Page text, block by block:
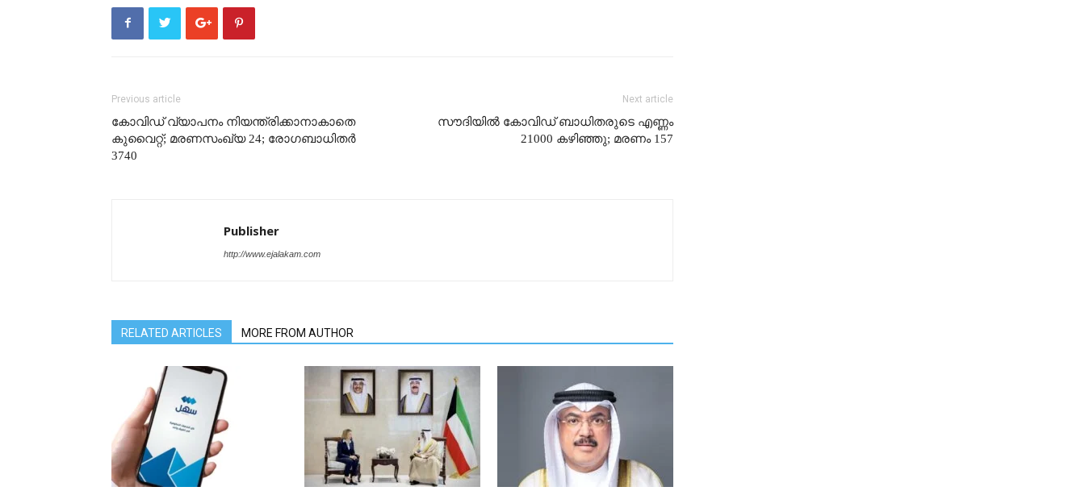
Previous article
കോവിഡ് വ്യാപനം നിയന്ത്രിക്കാനാകാതെ
കുവൈറ്റ്; മരണസംഖ്യ 24; രോഗബാധിതർ
3740
Next article
സൗദിയിൽ കോവിഡ് ബാധിതരുടെ എണ്ണം
21000 കഴിഞ്ഞു; മരണം 157
Publisher
http://www.ejalakam.com
RELATED ARTICLES MORE FROM AUTHOR